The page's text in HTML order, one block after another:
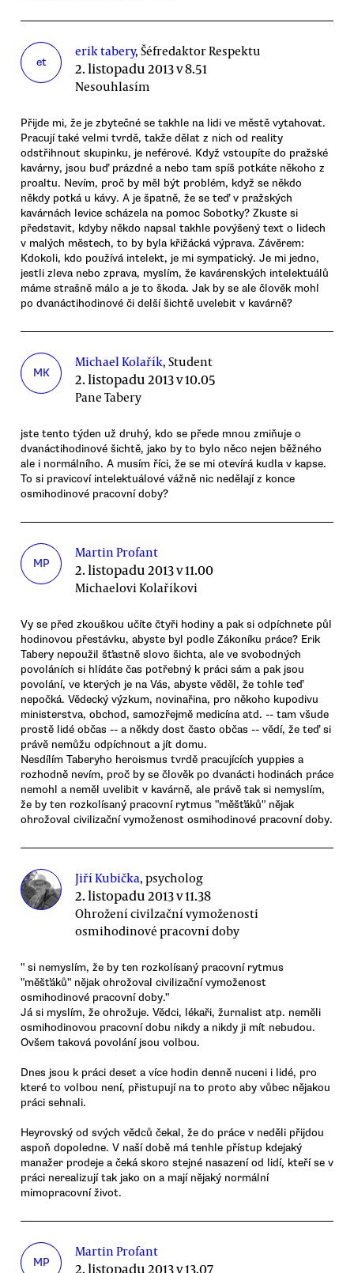
et
erik tabery, Šéfredaktor Respektu
2. listopadu 2013 v 8.51
Nesouhlasím
Přijde mi, že je zbytečné se takhle na lidi ve městě vytahovat.
Pracují také velmi tvrdě, takže dělat z nich od reality
odstřihnout skupinku, je neférové. Když vstoupíte do pražské
kavárny, jsou buď prázdné a nebo tam spíš potkáte někoho z
proaltu. Nevím, proč by měl být problém, když se někdo
někdy potká u kávy. A je špatně, že se teď v pražských
kavárnách levice scházela na pomoc Sobotky? Zkuste si
představit, kdyby někdo napsal takhle povýšený text o lidech
v malých městech, to by byla křižácká výprava. Závěrem:
Kdokoli, kdo používá intelekt, je mi sympatický. Je mi jedno,
jestli zleva nebo zprava, myslím, že kavárenských intelektuálů
máme strašně málo a je to škoda. Jak by se ale člověk mohl
po dvanáctihodinové či delší šichtě uvelebit v kavárně?
MK
Michael Kolařík, Student
2. listopadu 2013 v 10.05
Pane Tabery
jste tento týden už druhý, kdo se přede mnou zmiňuje o
dvanáctihodinové šichtě, jako by to bylo něco nejen běžného
ale i normálního. A musím říci, že se mi otevírá kudla v kapse.
To si pravicoví intelektuálové vážně nic nedělají z konce
osmihodinové pracovní doby?
MP
Martin Profant
2. listopadu 2013 v 11.00
Michaelovi Kolaříkovi
Vy se před zkouškou učíte čtyři hodiny a pak si odpíchnete půl
hodinovou přestávku, abyste byl podle Zákoníku práce? Erik
Tabery nepoužil šťastně slovo šichta, ale ve svobodných
povoláních si hlídáte čas potřebný k práci sám a pak jsou
povolání, ve kterých je na Vás, abyste věděl, že tohle teď
nepočká. Vědecký výzkum, novinařina, pro někoho kupodivu
ministerstva, obchod, samozřejmě medicína atd. -- tam všude
prostě lidé občas -- a někdy dost často občas -- vědí, že teď si
právě nemůžu odpíchnout a jít domu.
Nesdílím Taberyho heroismus tvrdě pracujících yuppies a
rozhodně nevím, proč by se člověk po dvanácti hodinách práce
nemohl a neměl uvelibit v kavárně, ale právě tak si nemyslím,
že by ten rozkolísaný pracovní rytmus "měšťáků" nějak
ohrožoval civilizační vymoženost osmihodinové pracovní doby.
Jiří Kubička, psycholog
2. listopadu 2013 v 11.38
Ohrožení civilzační vymoženosti
osmihodinové pracovní doby
" si nemyslím, že by ten rozkolísaný pracovní rytmus
"měšťáků" nějak ohrožoval civilizační vymoženost
osmihodinové pracovní doby."
Já si myslím, že ohrožuje. Vědci, lékaři, žurnalist atp. neměli
osmihodinovou pracovní dobu nikdy a nikdy ji mít nebudou.
Ovšem taková povolání jsou volbou.
Dnes jsou k práci deset a více hodin denně nuceni i lidé, pro
které to volbou není, přistupují na to proto aby vůbec nějakou
práci sehnali.
Heyrovský od svých vědců čekal, že do práce v neděli přijdou
aspoň dopoledne. V naší době má tenhle přístup kdejaký
manažer prodeje a čeká skoro stejné nasazení od lidí, kteří se v
práci nerealizují tak jako on a mají nějaký normální
mimopracovní život.
MP
Martin Profant
2. listopadu 2013 v 13.07